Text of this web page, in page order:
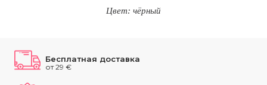
Цвет: чёрный
Бесплатная доставка
от 29 €